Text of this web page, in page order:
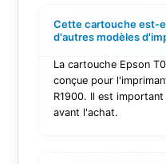
Cette cartouche est-
d'autres modèles
La cartouche Epson
conçue pour
R1900. Il est
avant l'achat.